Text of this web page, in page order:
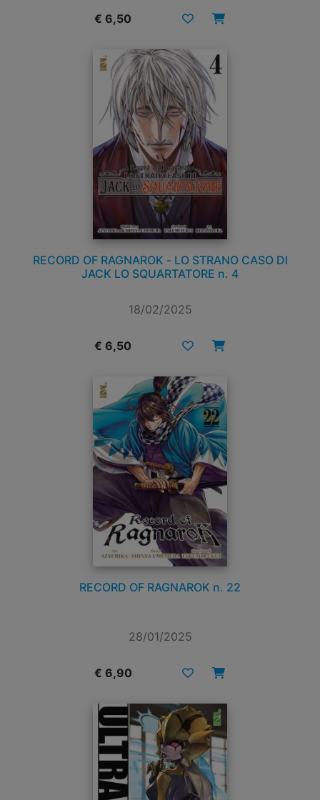
€ 6,50
RECORD OF RAGNAROK - LO STRANO CASO DI
JACK LO SQUARTATORE n. 4
18/02/2025
€ 6,50
RECORD OF RAGNAROK n. 22
28/01/2025
€ 6,90